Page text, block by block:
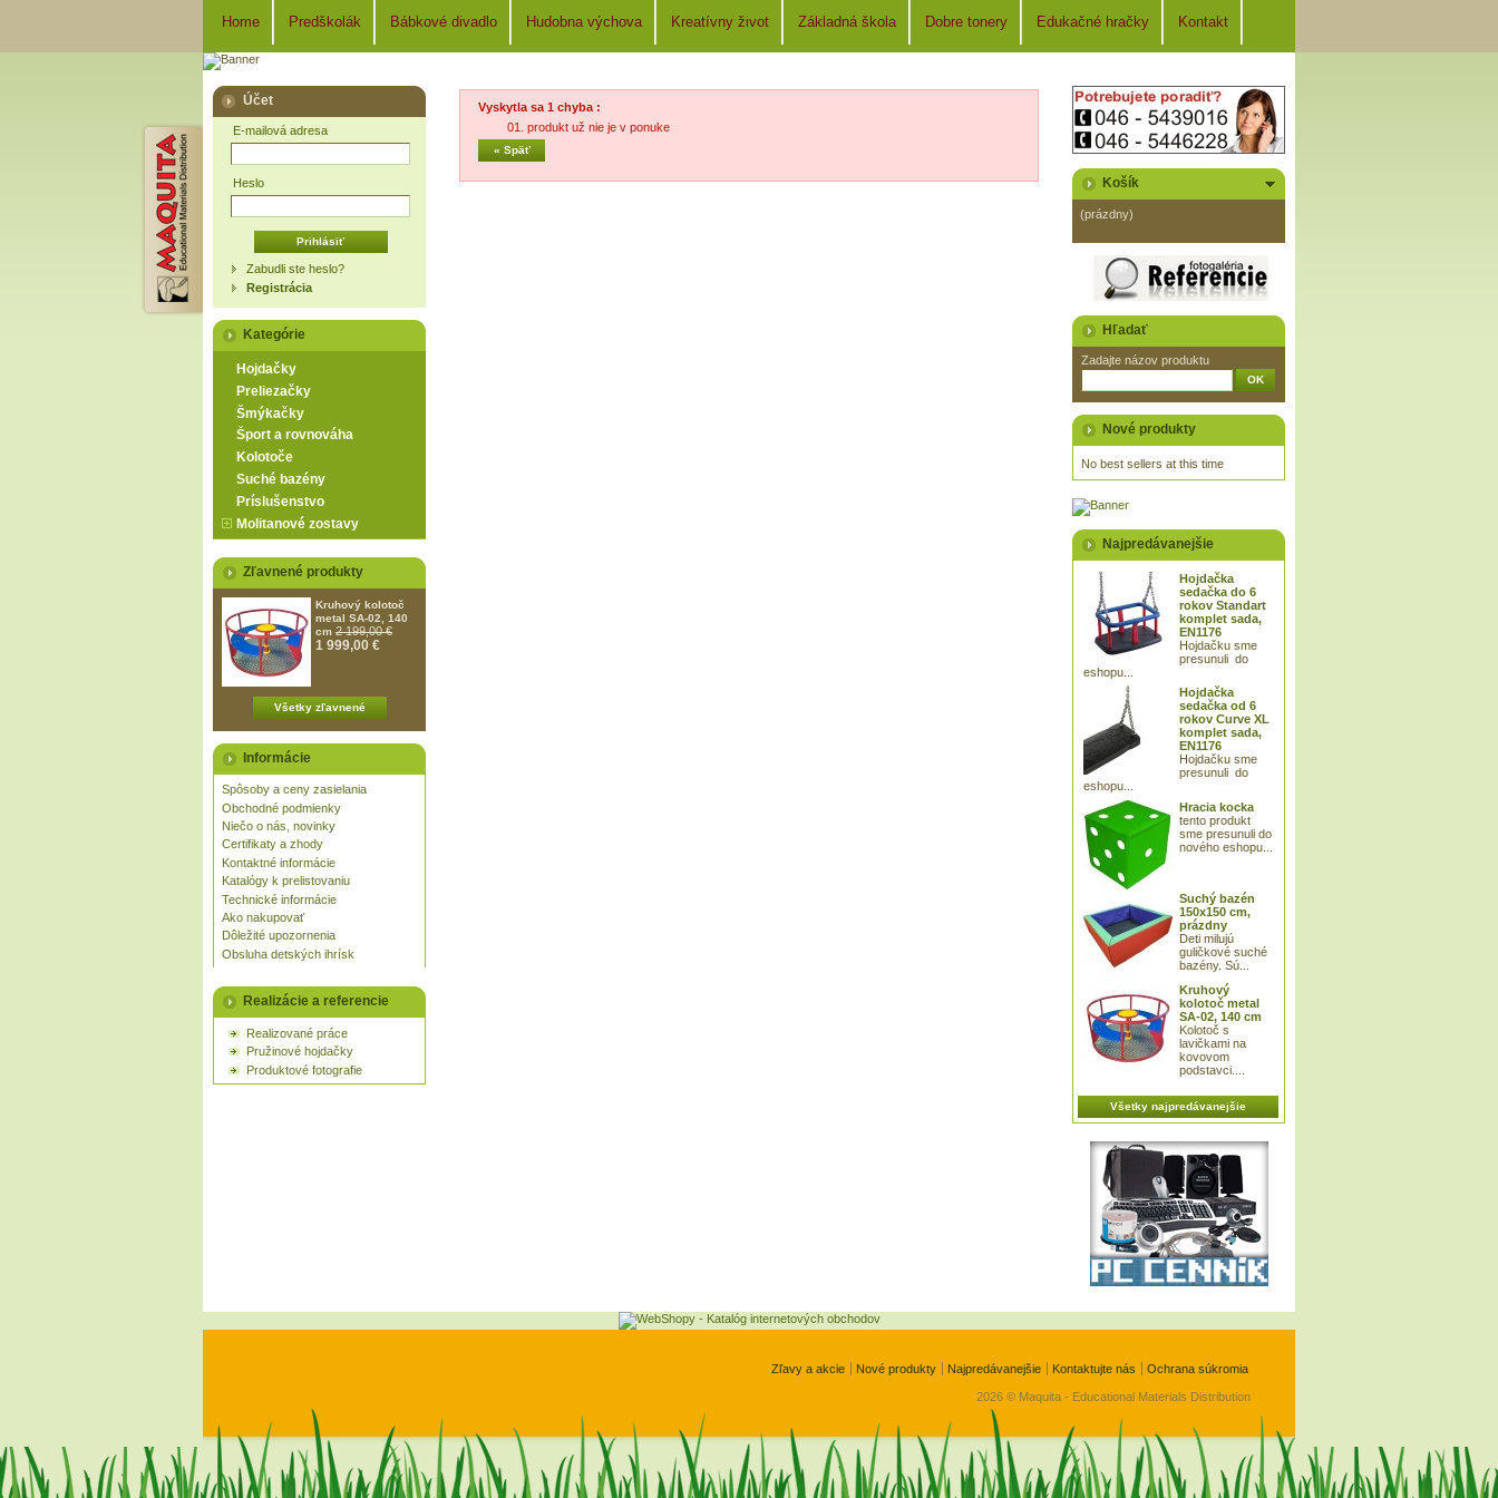
Home Predškolák Bábkové divadlo Hudobna výchova Kreatívny život Základná škola Dobre tonery Edukačné hračky Kontakt
Účet
E-mailová adresa
Heslo
Zabudli ste heslo?
Registrácia
Kategórie
Hojdačky
Preliezačky
Šmýkačky
Šport a rovnováha
Kolotoče
Suché bazény
Príslušenstvo
Molitanové zostavy
Zľavnené produkty
Kruhový kolotoč
metal SA-02, 140
cm 2 199,00 €
1 999,00 €
Všetky zľavnené
Informácie
Spôsoby a ceny zasielania
Obchodné podmienky
Niečo o nás, novinky
Certifikaty a zhody
Kontaktné informácie
Katalógy k prelistovaniu
Technické informácie
Ako nakupovať
Dôležité upozornenia
Obsluha detských ihrísk
Realizácie a referencie
Realizované práce
Pružinové hojdačky
Produktové fotografie
Vyskytla sa 1 chyba :
produkt už nie je v ponuke
« Späť
Košík
(prázdny)
Hľadať
Zadajte názov produktu
Nové produkty
No best sellers at this time
Najpredávanejšie
Hojdačka
sedačka do 6
rokov Standart
komplet sada,
EN1176
Hojdačku sme
presunuli do
eshopu...
Hojdačka
sedačka od 6
rokov Curve XL
komplet sada,
EN1176
Hojdačku sme
presunuli do
eshopu...
Hracia kocka
tento produkt
sme presunuli do
nového eshopu...
Suchý bazén
150x150 cm,
prázdny
Deti milujú
guličkové suché
bazény. Sú...
Kruhový
kolotoč metal
SA-02, 140 cm
Kolotoč s
lavičkami na
kovovom
podstavci....
Všetky najpredávanejšie
Zľavy a akcie Nové produkty Najpredávanejšie Kontaktujte nás Ochrana súkromia
2026 © Maquita - Educational Materials Distribution